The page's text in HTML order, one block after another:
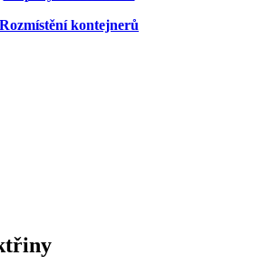
Rozmístění kontejnerů